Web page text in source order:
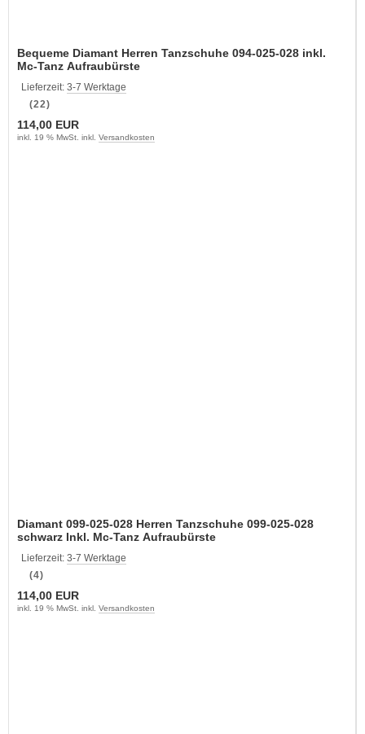
Bequeme Diamant Herren Tanzschuhe 094-025-028 inkl.
Mc-Tanz Aufraubürste
Lieferzeit: 3-7 Werktage
(22)
114,00 EUR
inkl. 19 % MwSt. inkl. Versandkosten
Diamant 099-025-028 Herren Tanzschuhe 099-025-028
schwarz Inkl. Mc-Tanz Aufraubürste
Lieferzeit: 3-7 Werktage
(4)
114,00 EUR
inkl. 19 % MwSt. inkl. Versandkosten